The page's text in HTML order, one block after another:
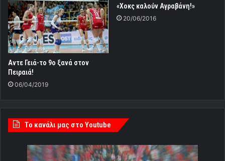
Aντε Γειά-το 9ο ξανά στον
Πειραιά!
06/04/2019
«Χοκς καλούν Αγραβάνη!»
20/06/2016
Tο κανάλι μας στο Youtube